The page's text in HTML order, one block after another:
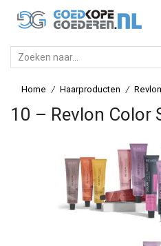
Home / Haarproducten / Revlon
10 – Revlon Color